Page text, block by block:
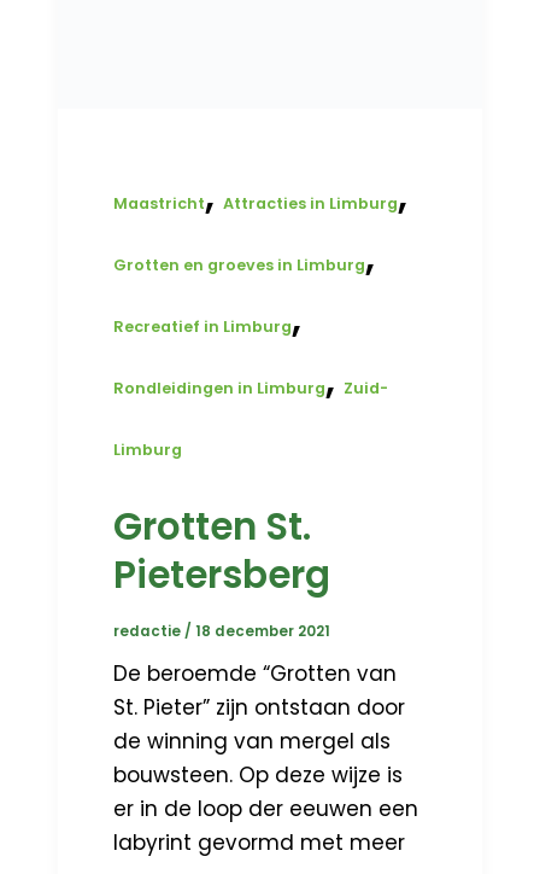
Maastricht,Attracties in Limburg,
Grotten en groeves in Limburg,
Recreatief in Limburg,
Rondleidingen in Limburg, Zuid-
Limburg
Grotten St.
Pietersberg
redactie /18 december 2021
De beroemde “Grotten van
St. Pieter” zijn ontstaan door
de winning van mergel als
bouwsteen. Op deze wijze is
er in de loop der eeuwen een
labyrint gevormd met meer